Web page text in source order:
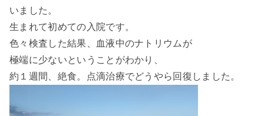
いました。
生まれて初めての入院です。
色々検査した結果、血液中のナトリウムが
極端に少ないということがわかり、
約１週間、絶食。点滴治療でどうやら回復しました。